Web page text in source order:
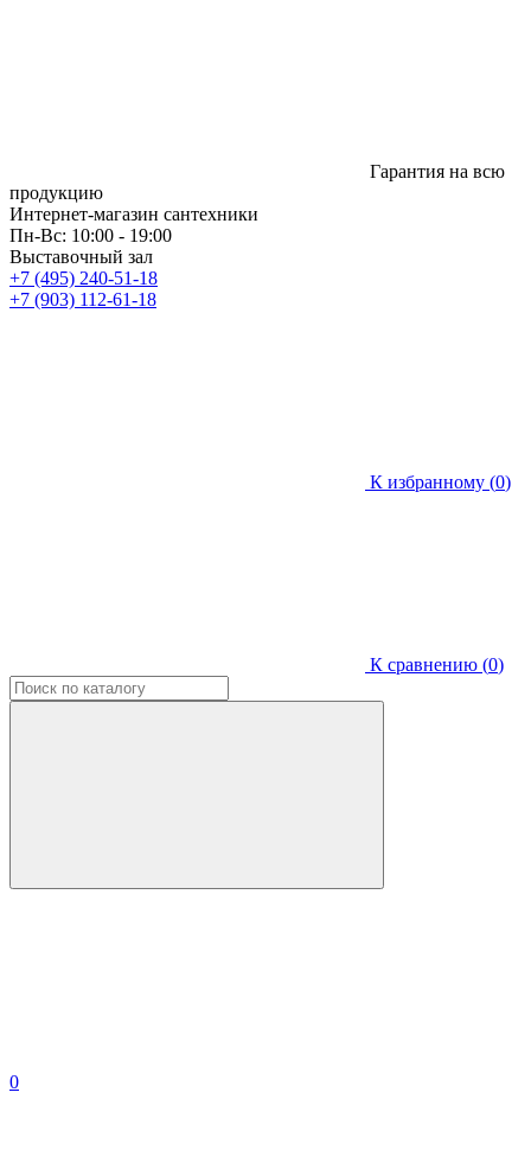
Гарантия на всю
продукцию
Интернет-магазин сантехники
Пн-Вс: 10:00 - 19:00
Выставочный зал
+7 (495) 240-51-18
+7 (903) 112-61-18
К избранному (0)
К сравнению (0)
0